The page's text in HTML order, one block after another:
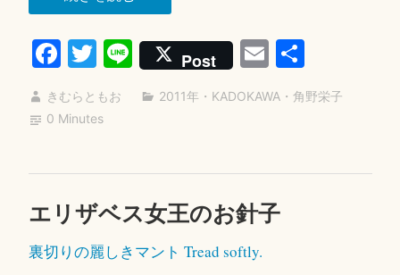
ス
ト
ラ
ン”
Fa
ce
bo
T
wi
tte
Li
ne
Post E
m
ail
共
有
きむらともお 2011年 ・ KADOKAWA・ 角野栄子
0 Minutes
エリザベス女王のお針子
裏切りの麗しきマント Tread softly.